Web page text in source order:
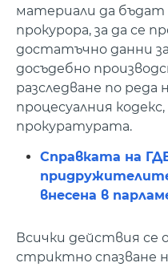
материали да бъдат
прокурора, за да се
достатъчно данни
досъдебно
разследване по реда
процесуалния
прокуратурата.
Справката на
внесена в
Всички действия
стриктно спазване